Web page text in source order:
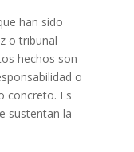
han sido
o tribunal
hechos son
o
concreto. Es
sustentan la